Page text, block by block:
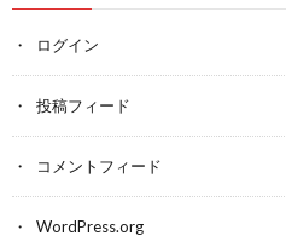
ログイン
投稿フィード
コメントフィード
WordPress.org